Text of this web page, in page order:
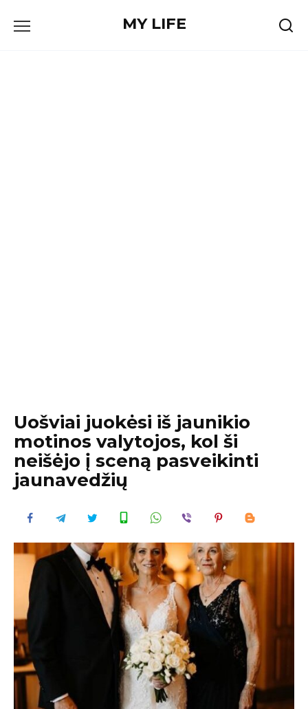
MY LIFE
Uošviai juokėsi iš jaunikio
motinos valytojos, kol ši
neišėjo į sceną pasveikinti
jaunavedžių